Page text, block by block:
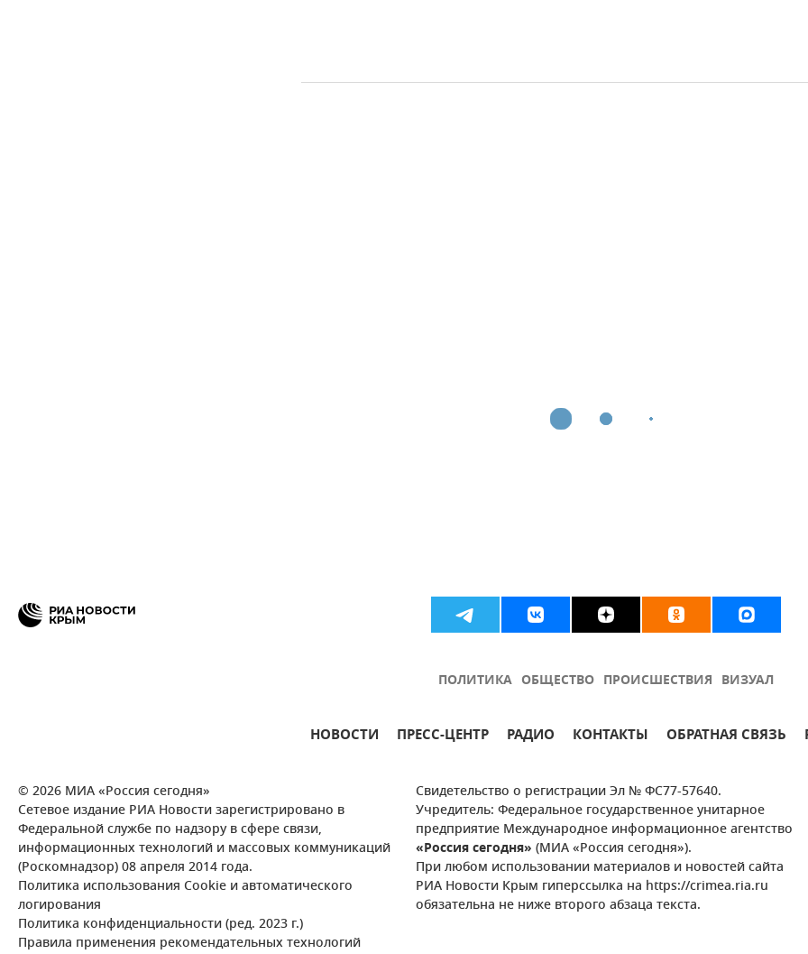
ПОЛИТИКА ОБЩЕСТВО ПРОИСШЕСТВИЯ ВИЗУАЛ
НОВОСТИ ПРЕСС-ЦЕНТР РАДИО КОНТАКТЫ ОБРАТНАЯ СВЯЗЬ
© 2026 МИА «Россия сегодня»
Сетевое издание РИА Новости зарегистрировано в
Федеральной службе по надзору в сфере связи,
информационных технологий и массовых коммуникаций
(Роскомнадзор) 08 апреля 2014 года.
Политика использования Cookie и автоматического
логирования
Политика конфиденциальности (ред. 2023 г.)
Правила применения рекомендательных технологий
Свидетельство о регистрации Эл № ФС77-57640.
Учредитель: Федеральное государственное унитарное
предприятие Международное информационное агентство
«Россия сегодня» (МИА «Россия сегодня»).
При любом использовании материалов и новостей сайта
РИА Новости Крым гиперссылка на https://crimea.ria.ru
обязательна не ниже второго абзаца текста.